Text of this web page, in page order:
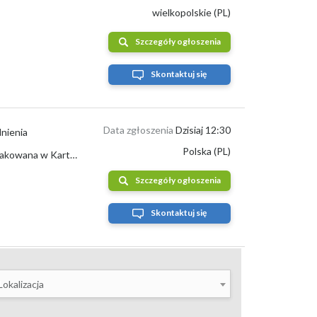
się na portalach rolniczych i lokalnych grupach
poprzedniego tygodnia. Niestety, brak jest
rolnych.
wielkopolskie (PL)
Szczegóły ogłoszenia
Skontaktuj się
Dzisiaj 12:30
Data zgłoszenia
Witam sprzedam kapuste białą I czerwoną. Białą 1 -3.5/4 kg czerwona 1-2.5/3kg pakowana w Karton box zainteresowanych zapraszam NTM-WIRA +[te... Polska (PL)
Szczegóły ogłoszenia
Skontaktuj się